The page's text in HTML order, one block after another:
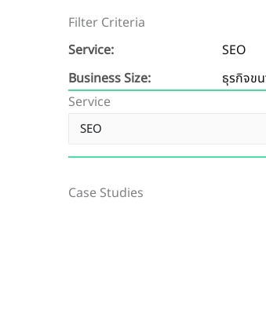
Filter Criteria
Service:
SEO
Business Size:
ธุรกิจข
Service
Case Studies